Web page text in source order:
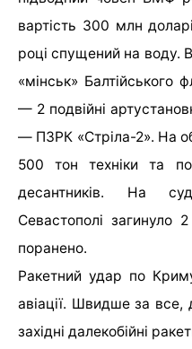
вартість 300 млн
році спущений на воду.
«мінськ» Балтійського
— 2 подвійні
— ПЗРК «Стріла-2». На
500 тон техніки та
десантників. На
Севастополі загинуло
поранено.
Ракетний удар по
авіації. Швидше за все,
західні далекобійні